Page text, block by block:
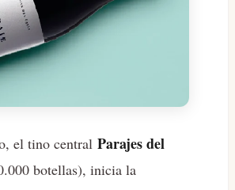
el tino central Parajes del
botellas), inicia la